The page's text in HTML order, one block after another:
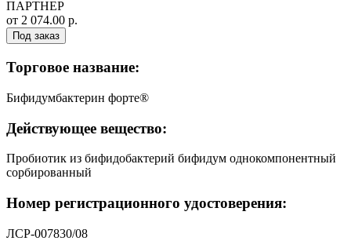
ПАРТНЕР
от 2 074.00 р.
Под заказ
Торговое название:
Бифидумбактерин форте®
Действующее вещество:
Пробиотик из бифидобактерий бифидум однокомпонентный
сорбированный
Номер регистрационного удостоверения:
ЛСР-007830/08